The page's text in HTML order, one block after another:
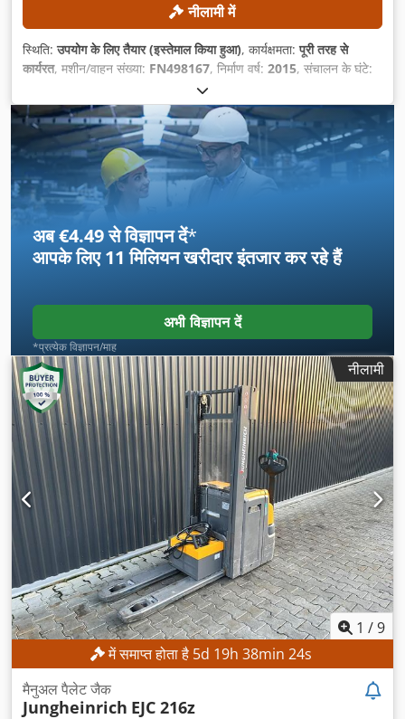
नीलामी में
स्थिति:उपयोग के लिए तैयार (इस्तेमाल किया हुआ), कार्यक्षमता:पूरी तरह से
कार्यरत, मशीन/वाहन संख्या: FN498167, निर्माण वर्ष: 2015, संचालन के घंटे:
4,700 मिमी
प्रकार:ट्रिप्लेक्स, निर्माण ऊँचाई:2,132 मिमी,
अब €4.49 से विज्ञापन दें*
आपके लिए11 मिलियन खरीदारइंतजार कर रहे हैं
अभी विज्ञापन दें
*प्रत्येक विज्ञापन/माह
नीलामी
1 /9
में समाप्त होता है 5d 19h 38min 21s
मैनुअल पैलेट जैक
Jungheinrich EJC 216z